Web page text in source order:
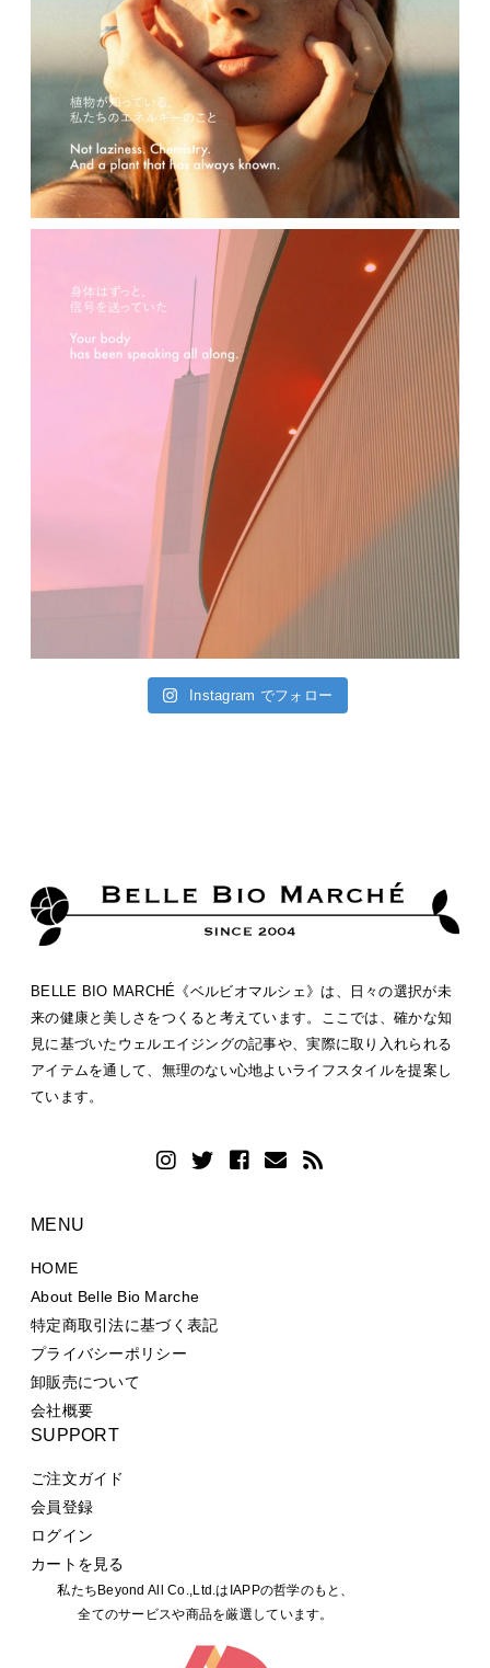
Instagram でフォロー
BELLE BIO MARCHÉ《ベルビオマルシェ》は、日々の選択が未
来の健康と美しさをつくると考えています。ここでは、確かな知
見に基づいたウェルエイジングの記事や、実際に取り入れられる
アイテムを通して、無理のない心地よいライフスタイルを提案し
ています。
MENU
HOME
About Belle Bio Marche
特定商取引法に基づく表記
プライバシーポリシー
卸販売について
会社概要
SUPPORT
ご注文ガイド
会員登録
ログイン
カートを見る
私たちBeyond All Co.,Ltd.はIAPPの哲学のもと、
全てのサービスや商品を厳選しています。